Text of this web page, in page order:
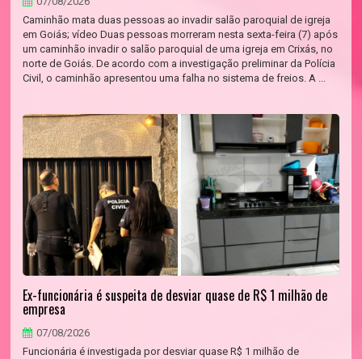
Caminhão mata duas pessoas ao invadir salão paroquial de igreja
em Goiás; vídeo Duas pessoas morreram nesta sexta-feira (7) após
um caminhão invadir o salão paroquial de uma igreja em Crixás, no
norte de Goiás. De acordo com a investigação preliminar da Polícia
Civil, o caminhão apresentou uma falha no sistema de freios. A ...
Ex-funcionária é suspeita de desviar quase de R$ 1 milhão de
empresa
07/08/2026
Funcionária é investigada por desviar quase R$ 1 milhão de